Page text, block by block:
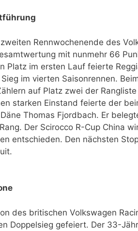
Rennwochenende des
mit nunmehr 66
Platz im ersten Lauf feierte
im vierten Saisonrennen.
auf Platz zwei der
starken Einstand feierte der
Thomas Fjordbach. Er
Der Scirocco R-Cup China
entschieden. Den nächsten
des britischen Volkswagen
Doppelsieg gefeiert. Der 33-